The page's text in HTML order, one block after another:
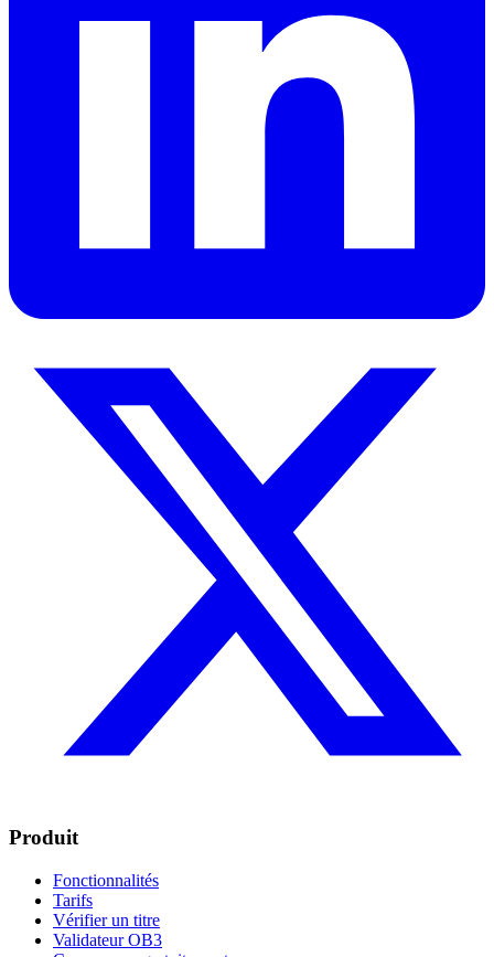
Produit
Fonctionnalités
Tarifs
Vérifier un titre
Validateur OB3